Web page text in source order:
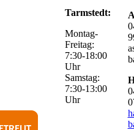
Tarmstedt:
Montag-
Freitag:
7:30-18:00
Uhr
Samstag:
7:30-13:00
Uhr